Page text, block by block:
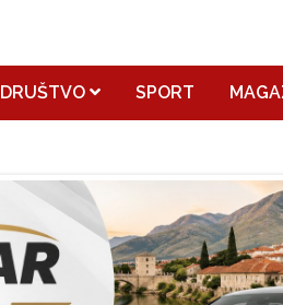
DRUŠTVO SPORT